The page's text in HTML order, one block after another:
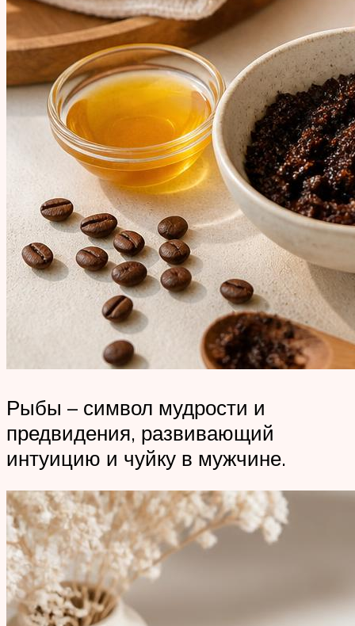
Рыбы – символ мудрости и
предвидения, развивающий
интуицию и чуйку в мужчине.